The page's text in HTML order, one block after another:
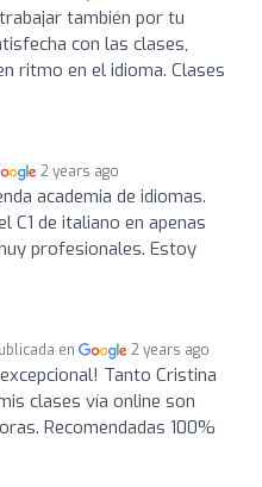
también por tu
con las clases,
ritmo en el idioma. Clases
2 years ago
academia de idiomas.
C1 de italiano en apenas
profesionales. Estoy
en 2 years ago
Tanto Cristina
clases vía online son
Recomendadas 100%